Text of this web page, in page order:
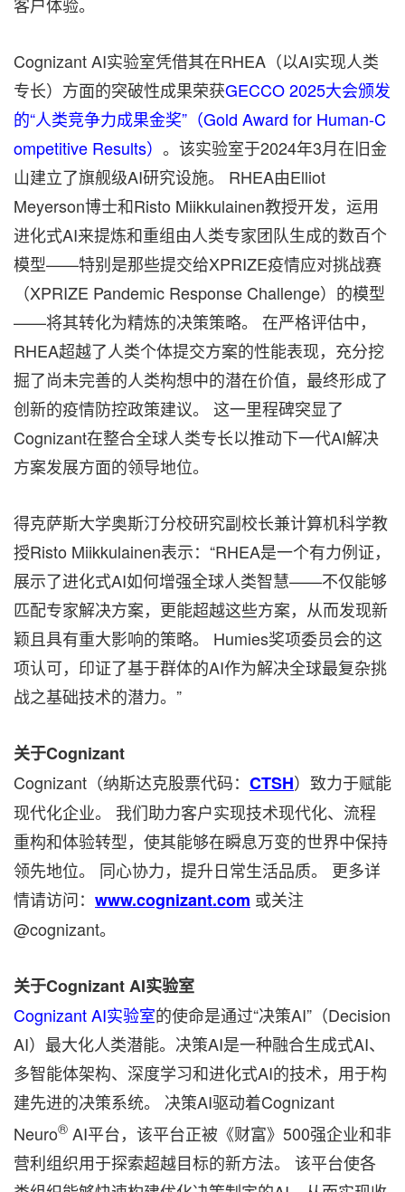
Cognizant AI实验室凭借其在RHEA（以AI实现人类
专长）方面的突破性成果荣获GECCO 2025大会颁发
的“人类竞争力成果金奖”（Gold Award for Human-C
ompetitive Results） 。该实验室于2024年3月在旧金
山建立了旗舰级AI研究设施。 RHEA由Elliot
Meyerson博士和Risto Miikkulainen教授开发，运用
进化式AI来提炼和重组由人类专家团队生成的数百个
模型——特别是那些提交给XPRIZE疫情应对挑战赛
（XPRIZE Pandemic Response Challenge）的模型
——将其转化为精炼的决策策略。 在严格评估中，
RHEA超越了人类个体提交方案的性能表现，充分挖
掘了尚未完善的人类构想中的潜在价值，最终形成了
创新的疫情防控政策建议。 这一里程碑突显了
Cognizant在整合全球人类专长以推动下一代AI解决
方案发展方面的领导地位。
得克萨斯大学奥斯汀分校研究副校长兼计算机科学教
授Risto Miikkulainen表示：“RHEA是一个有力例证，
展示了进化式AI如何增强全球人类智慧——不仅能够
匹配专家解决方案，更能超越这些方案，从而发现新
颖且具有重大影响的策略。 Humies奖项委员会的这
项认可，印证了基于群体的AI作为解决全球最复杂挑
战之基础技术的潜力。”
关于Cognizant
Cognizant（纳斯达克股票代码： CTSH）致力于赋能
现代化企业。 我们助力客户实现技术现代化、流程
重构和体验转型，使其能够在瞬息万变的世界中保持
领先地位。 同心协力，提升日常生活品质。 更多详
情请访问： www.cognizant.com 或关注
@cognizant。
关于Cognizant AI实验室
Cognizant AI实验室的使命是通过“决策AI”（Decision
AI）最大化人类潜能。决策AI是一种融合生成式AI、
多智能体架构、深度学习和进化式AI的技术，用于构
建先进的决策系统。 决策AI驱动着Cognizant
Neuro® AI平台，该平台正被《财富》500强企业和非
营利组织用于探索超越目标的新方法。 该平台使各